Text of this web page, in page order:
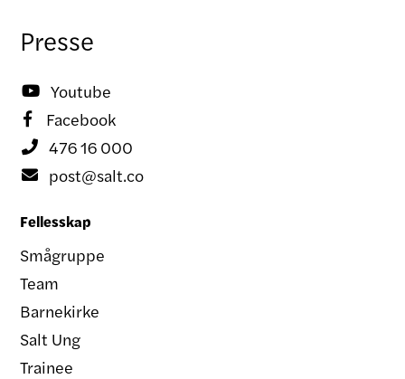
Presse
 Youtube
 Facebook
 476 16 000
 post@salt.co
Fellesskap
Smågruppe
Team
Barnekirke
Salt Ung
Trainee